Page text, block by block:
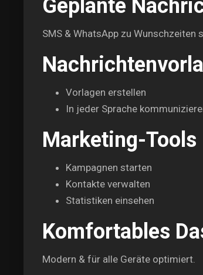
Geplante
SMS & WhatsApp zu Wunschzeiten
Vorlagen erstellen
In jeder Sprache
Marketing-Tools
Kampagnen starten
Kontakte verwalten
Statistiken einsehen
Komfortables
Modern & für alle Geräte optimiert.